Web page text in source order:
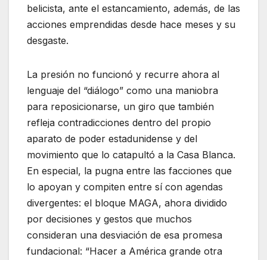
belicista, ante el estancamiento, además, de las
acciones emprendidas desde hace meses y su
desgaste.
La presión no funcionó y recurre ahora al
lenguaje del “diálogo” como una maniobra
para reposicionarse, un giro que también
refleja contradicciones dentro del propio
aparato de poder estadunidense y del
movimiento que lo catapultó a la Casa Blanca.
En especial, la pugna entre las facciones que
lo apoyan y compiten entre sí con agendas
divergentes: el bloque MAGA, ahora dividido
por decisiones y gestos que muchos
consideran una desviación de esa promesa
fundacional: “Hacer a América grande otra